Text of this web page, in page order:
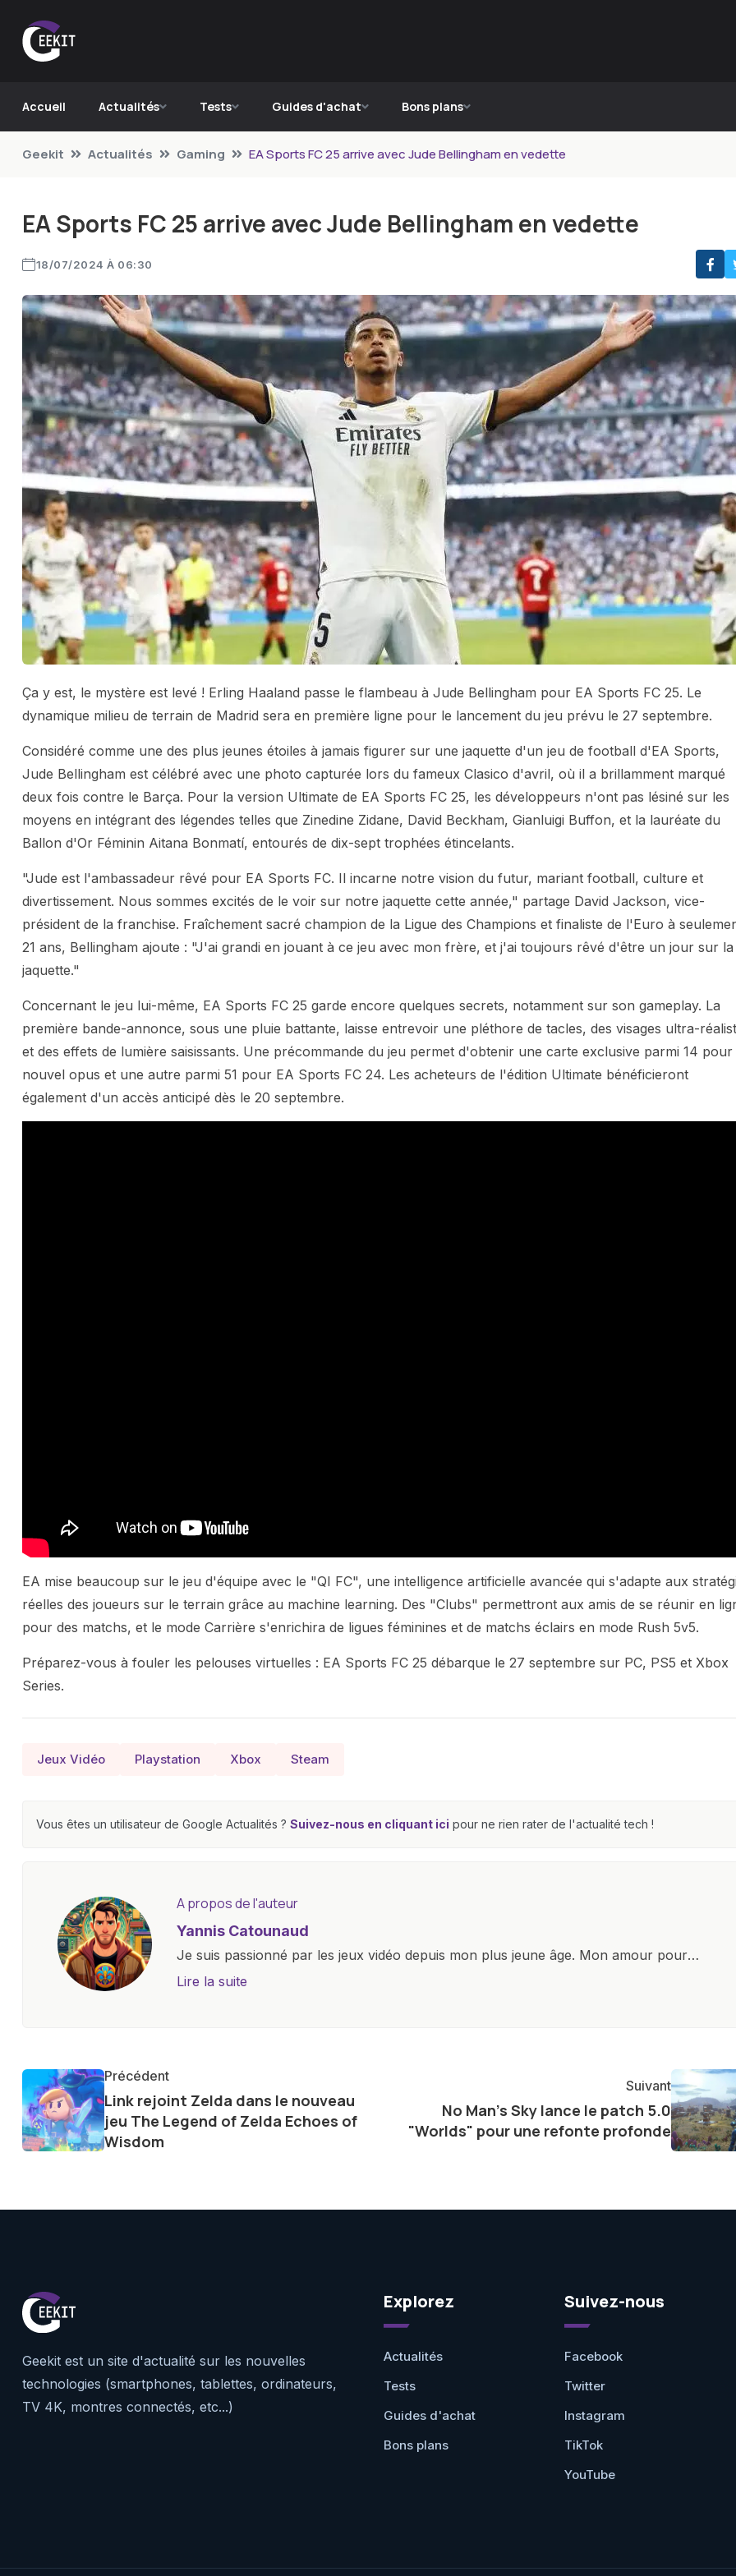
Accueil Actualités Tests Guides d'achat Bons plans
Geekit Actualités Gaming EA Sports FC 25 arrive avec Jude Bellingham en vedette
EA Sports FC 25 arrive avec Jude Bellingham en vedette
18/07/2024 À 06:30
Ça y est, le mystère est levé ! Erling Haaland passe le flambeau à Jude Bellingham pour EA Sports FC 25. Le
dynamique milieu de terrain de Madrid sera en première ligne pour le lancement du jeu prévu le 27 septembre.
Considéré comme une des plus jeunes étoiles à jamais figurer sur une jaquette d'un jeu de football d'EA Sports,
Jude Bellingham est célébré avec une photo capturée lors du fameux Clasico d'avril, où il a brillamment marqué
deux fois contre le Barça. Pour la version Ultimate de EA Sports FC 25, les développeurs n'ont pas lésiné sur les
moyens en intégrant des légendes telles que Zinedine Zidane, David Beckham, Gianluigi Buffon, et la lauréate du
Ballon d'Or Féminin Aitana Bonmatí, entourés de dix-sept trophées étincelants.
"Jude est l'ambassadeur rêvé pour EA Sports FC. Il incarne notre vision du futur, mariant football, culture et
divertissement. Nous sommes excités de le voir sur notre jaquette cette année," partage David Jackson, vice-
président de la franchise. Fraîchement sacré champion de la Ligue des Champions et finaliste de l'Euro à
21 ans, Bellingham ajoute : "J'ai grandi en jouant à ce jeu avec mon frère, et j'ai toujours rêvé d'être un jour sur la
jaquette."
Concernant le jeu lui-même, EA Sports FC 25 garde encore quelques secrets, notamment sur son gameplay. La
première bande-annonce, sous une pluie battante, laisse entrevoir une pléthore de tacles, des visages ultra-
et des effets de lumière saisissants. Une précommande du jeu permet d'obtenir une carte exclusive parmi 14 pour
nouvel opus et une autre parmi 51 pour EA Sports FC 24. Les acheteurs de l'édition Ultimate bénéficieront
également d'un accès anticipé dès le 20 septembre.
EA mise beaucoup sur le jeu d'équipe avec le "QI FC", une intelligence artificielle avancée qui s'adapte aux
réelles des joueurs sur le terrain grâce au machine learning. Des "Clubs" permettront aux amis de se réunir en
pour des matchs, et le mode Carrière s'enrichira de ligues féminines et de matchs éclairs en mode Rush 5v5.
Préparez-vous à fouler les pelouses virtuelles : EA Sports FC 25 débarque le 27 septembre sur PC, PS5 et Xbox
Series.
Jeux Vidéo Playstation Xbox Steam
Vous êtes un utilisateur de Google Actualités ? Suivez-nous en cliquant ici pour ne rien rater de l'actualité tech !
A propos de l'auteur
Yannis Catounaud
Je suis passionné par les jeux vidéo depuis mon plus jeune âge. Mon amour pour
l'univers numérique m'a conduit à explorer constamment les dernières avancées dans
communauté en ligne. Mon engagement envers l'exploration constante des frontières
de la technologie me permet de présenter aux lecteurs un aperçu captivant de ce que
le futur numérique nous réserve.
Lire la suite
Précédent
Link rejoint Zelda dans le nouveau
jeu The Legend of Zelda Echoes of
Wisdom
Suivant
No Man's Sky lance le patch 5.0
"Worlds" pour une refonte profonde
Geekit est un site d'actualité sur les nouvelles
technologies (smartphones, tablettes, ordinateurs,
TV 4K, montres connectés, etc...)
Explorez
Actualités
Tests
Guides d'achat
Bons plans
Suivez-nous
Facebook
Twitter
Instagram
TikTok
YouTube